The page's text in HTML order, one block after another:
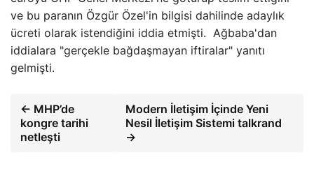
ve bu paranın Özgür Özel'in bilgisi dahilinde adaylık
ücreti olarak istendiğini iddia etmişti. Ağbaba'dan
iddialara "gerçekle bağdaşmayan iftiralar" yanıtı
gelmişti.
← MHP’de
kongre tarihi
netleşti
Modern İletişim İçinde Yeni
Nesil İletişim Sistemi talkrand
→